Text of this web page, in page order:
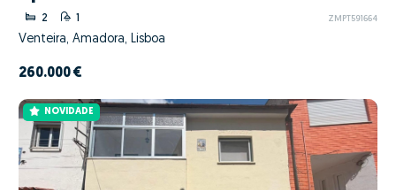
2 1 ZMPT591664
Venteira, Amadora, Lisboa
260.000 €
NOVIDADE